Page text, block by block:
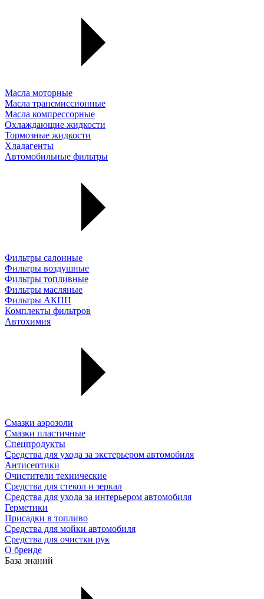
Масла моторные
Масла трансмиссионные
Масла компрессорные
Охлаждающие жидкости
Тормозные жидкости
Хладагенты
Автомобильные фильтры
Фильтры салонные
Фильтры воздушные
Фильтры топливные
Фильтры масляные
Фильтры АКПП
Комплекты фильтров
Автохимия
Смазки аэрозоли
Смазки пластичные
Спецпродукты
Средства для ухода за экстерьером автомобиля
Антисептики
Очистители технические
Средства для стекол и зеркал
Средства для ухода за интерьером автомобиля
Герметики
Присадки в топливо
Средства для мойки автомобиля
Средства для очистки рук
О бренде
База знаний